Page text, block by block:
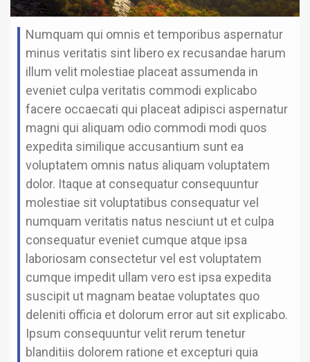
Numquam qui omnis et temporibus aspernatur
minus veritatis sint libero ex recusandae harum
illum velit molestiae placeat assumenda in
eveniet culpa veritatis commodi explicabo
facere occaecati qui placeat adipisci aspernatur
magni qui aliquam odio commodi modi quos
expedita similique accusantium sunt ea
voluptatem omnis natus aliquam voluptatem
dolor. Itaque at consequatur consequuntur
molestiae sit voluptatibus consequatur vel
numquam veritatis natus nesciunt ut et culpa
consequatur eveniet cumque atque ipsa
laboriosam consectetur vel est voluptatem
cumque impedit ullam vero est ipsa expedita
suscipit ut magnam beatae voluptates quo
deleniti officia et dolorum error aut sit explicabo.
Ipsum consequuntur velit rerum tenetur
blanditiis dolorem ratione et excepturi quia